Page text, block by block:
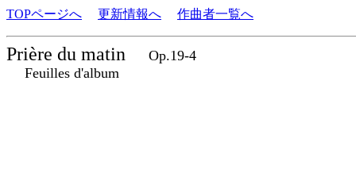
TOPページへ 更新情報へ 作曲者一覧へ
Prière du matin
Op.19-4
Feuilles d'album